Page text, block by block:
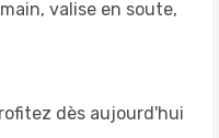
valise en soute,
dès aujourd'hui